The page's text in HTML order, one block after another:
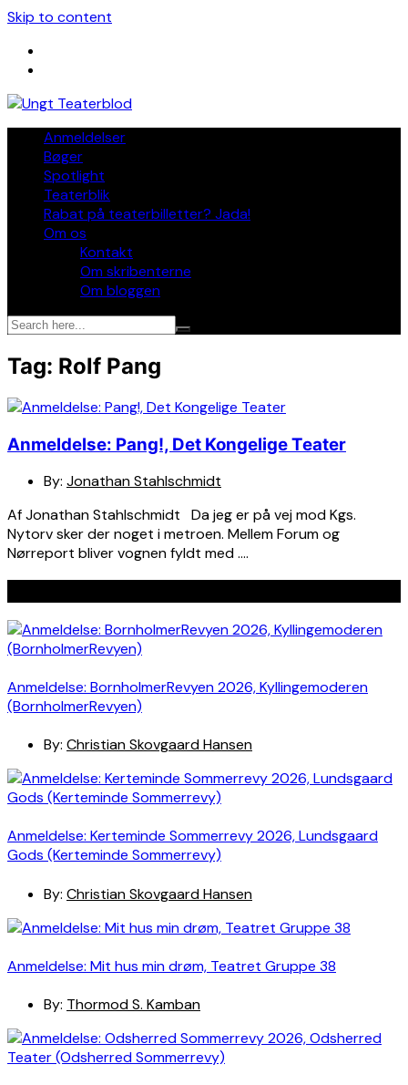
Skip to content
Anmeldelser
Bøger
Spotlight
Teaterblik
Rabat på teaterbilletter? Jada!
Om os
Kontakt
Om skribenterne
Om bloggen
Tag: Rolf Pang
Anmeldelse: Pang!, Det Kongelige Teater
By: Jonathan Stahlschmidt
Af Jonathan Stahlschmidt Da jeg er på vej mod Kgs.
Nytorv sker der noget i metroen. Mellem Forum og
Nørreport bliver vognen fyldt med ….
Anmeldelse: BornholmerRevyen 2026, Kyllingemoderen
(BornholmerRevyen)
By: Christian Skovgaard Hansen
Anmeldelse: Kerteminde Sommerrevy 2026, Lundsgaard
Gods (Kerteminde Sommerrevy)
By: Christian Skovgaard Hansen
Anmeldelse: Mit hus min drøm, Teatret Gruppe 38
By: Thormod S. Kamban